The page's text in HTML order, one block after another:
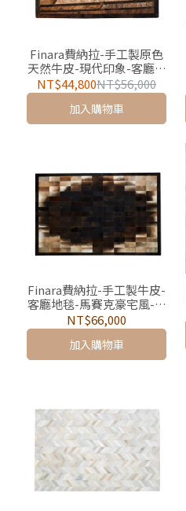
Finara費納拉-手工製原色
天然牛皮-現代印象-客廳地
墊/地毯-超越Go Beyond
NT$44,800NT$56,000
加入購物車
Finara費納拉-手工製牛皮-
客廳地毯-馬賽克豪宅風-芬
蘭森林
NT$66,000
加入購物車